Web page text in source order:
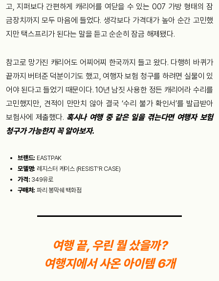
고, 지퍼보다 간편하게 캐리어를 여닫을 수 있는 007 가방 형태의 잠
금장치까지 모두 마음에 들었다. 생각보다 가격대가 높아 순간 고민했
지만 택스프리가 된다는 말을 듣고 순순히 잠금 해제됐다.
참고로 망가진 캐리어도 어찌어찌 한국까지 들고 왔다. 다행히 바퀴가
끝까지 버텨준 덕분이기도 했고, 여행자 보험 청구를 하려면 실물이 있
어야 된다고 들었기 때문이다. 10년 남짓 사용한 정든 캐리어라 수리를
고민했지만, 견적이 만만치 않아 결국 ‘수리 불가 확인서’를 발급받아
보험사에 제출했다. 혹시나 여행 중 같은 일을 겪는다면 여행자 보험
청구가 가능한지 꼭 알아보자.
브랜드: EASTPAK
모델명: 레지스터 케이스 (RESIST’R CASE)
가격: 349유로
구매처: 파리 봉막쉐 백화점
여행 끝, 우린 뭘 샀을까?
여행지에서 사온 아이템 6개